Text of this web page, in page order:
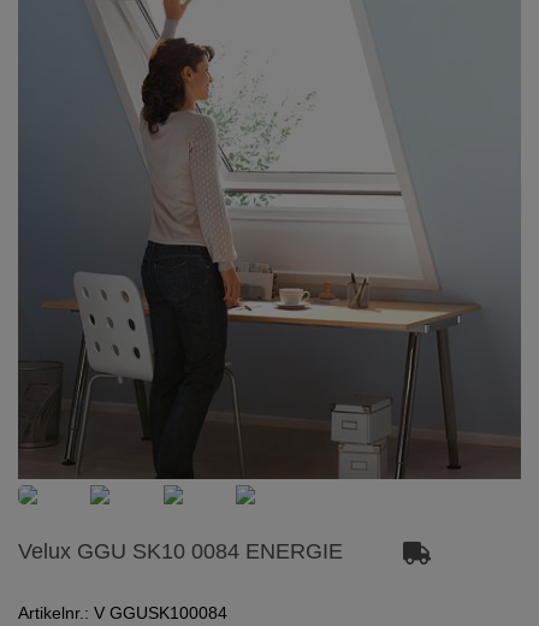
Velux GGU SK10 0084 ENERGIE
Artikelnr.: V GGUSK100084